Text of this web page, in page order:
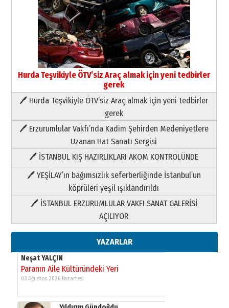
Hurda Teşvikiyle ÖTV’siz Araç almak için yeni tedbirler
gerek
🖊 Hurda Teşvikiyle ÖTV’siz Araç almak için yeni tedbirler
gerek
🖊 Erzurumlular Vakfı’nda Kadim Şehirden Medeniyetlere
Uzanan Hat Sanatı Sergisi
🖊 İSTANBUL KIŞ HAZIRLIKLARI AKOM KONTROLÜNDE
🖊 YEŞİLAY’ın bağımsızlık seferberliğinde İstanbul’un
köprüleri yeşil ışıklandırıldı
🖊 İSTANBUL ERZURUMLULAR VAKFI SANAT GALERİSİ
AÇILIYOR
YAZARLAR
Neşat YALÇIN
Paranın Aile Kültüründeki Yeri
Yıldırım Gündoğdu
HAVVA’NIN ÜÇ KIZI
Yusuf POLAT
Şampiyonluk Sebahattin Şirin’e
yazar
11 Mayıs 2026 Pazartesi
Paranın Aile Kültüründeki Yeri
Yıldırım Gündoğdu
HAVVA’NIN ÜÇ KIZI